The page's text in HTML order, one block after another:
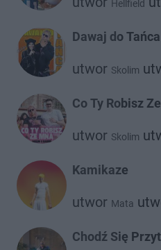
Hellfield
Dawaj do Tańca
utwor Skolim
Co Ty Robisz
utwor Skolim
Kamikaze
utwor Mata
Chodź Się